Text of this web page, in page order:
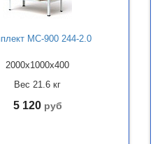
МС-900 244-2.0
2000x1000x400
Вес 21.6 кг
5 120 руб